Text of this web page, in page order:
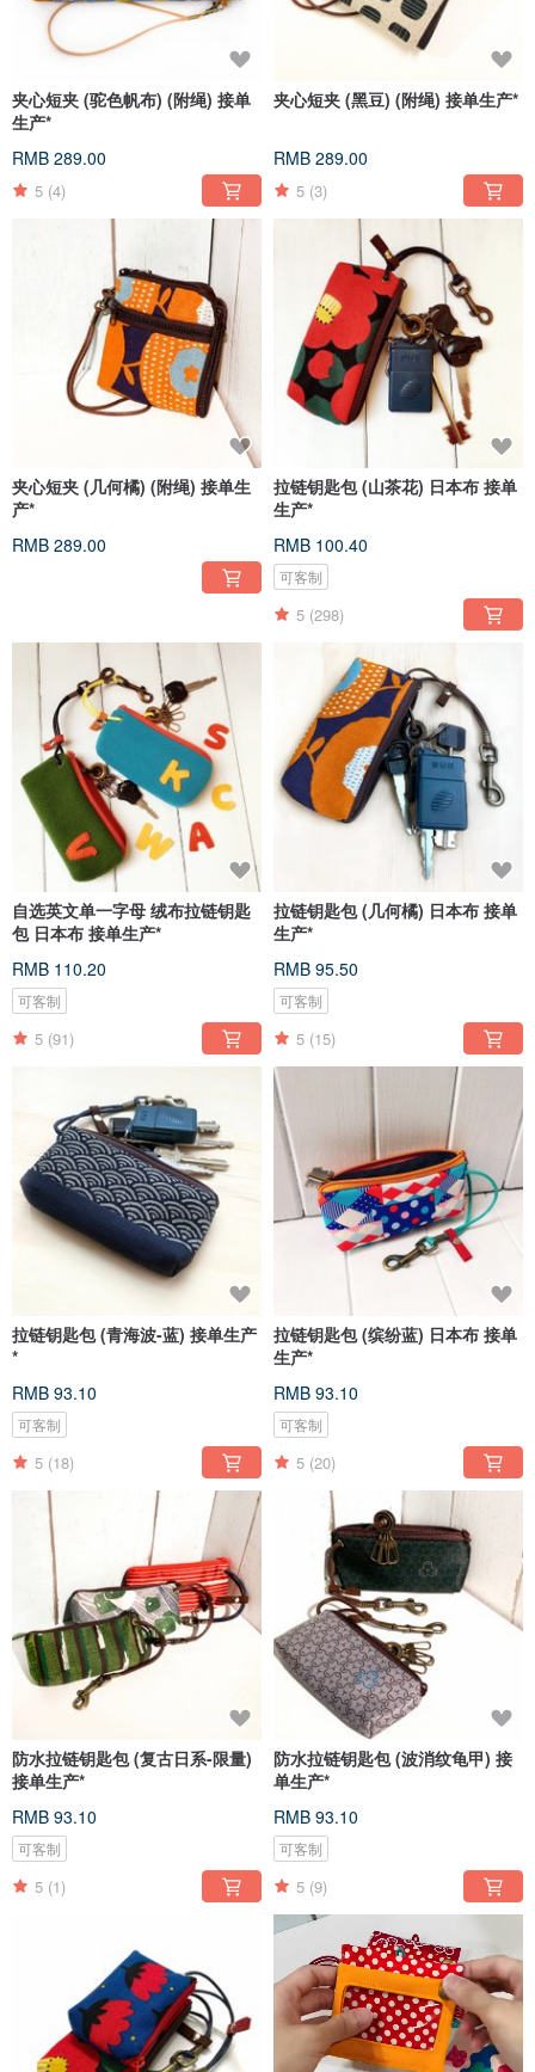
夹心短夹 (驼色帆布) (附绳) 接单
生产*
RMB 289.00
5 (4)
夹心短夹 (黑豆) (附绳) 接单生产*
RMB 289.00
5 (3)
夹心短夹 (几何橘) (附绳) 接单生
产*
RMB 289.00
拉链钥匙包 (山茶花) 日本布 接单
生产*
RMB 100.40
可客制
5 (298)
自选英文单一字母 绒布拉链钥匙
包 日本布 接单生产*
RMB 110.20
可客制
5 (91)
拉链钥匙包 (几何橘) 日本布 接单
生产*
RMB 95.50
可客制
5 (15)
拉链钥匙包 (青海波-蓝) 接单生产
*
RMB 93.10
可客制
5 (18)
拉链钥匙包 (缤纷蓝) 日本布 接单
生产*
RMB 93.10
可客制
5 (20)
防水拉链钥匙包 (复古日系-限量)
接单生产*
RMB 93.10
可客制
5 (1)
防水拉链钥匙包 (波消纹龟甲) 接
单生产*
RMB 93.10
可客制
5 (9)